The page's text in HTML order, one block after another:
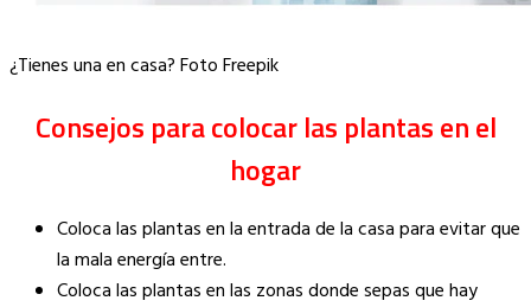
¿Tienes una en casa? Foto Freepik
Consejos para colocar las plantas en el
hogar
Coloca las plantas en la entrada de la casa para evitar que
la mala energía entre.
Coloca las plantas en las zonas donde sepas que hay